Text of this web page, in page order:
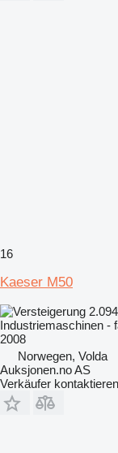
16
Kaeser M50
Industriemaschinen -
2008
Norwegen, Volda
Auksjonen.no AS
Verkäufer kontaktieren